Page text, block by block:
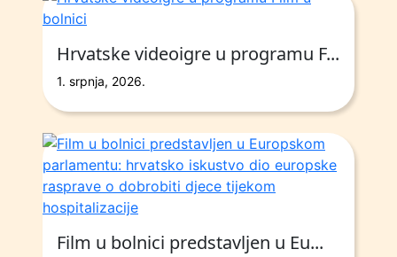
Hrvatske videoigre u programu F...
1. srpnja, 2026.
Film u bolnici predstavljen u Eu...